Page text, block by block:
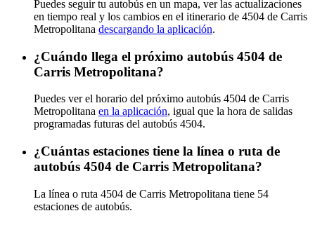
Puedes seguir tu autobús en un mapa, ver las actualizaciones
en tiempo real y los cambios en el itinerario de 4504 de Carris
Metropolitana descargando la aplicación.
¿Cuándo llega el próximo autobús 4504 de
Carris Metropolitana?
Puedes ver el horario del próximo autobús 4504 de Carris
Metropolitana en la aplicación, igual que la hora de salidas
programadas futuras del autobús 4504.
¿Cuántas estaciones tiene la línea o ruta de
autobús 4504 de Carris Metropolitana?
La línea o ruta 4504 de Carris Metropolitana tiene 54
estaciones de autobús.